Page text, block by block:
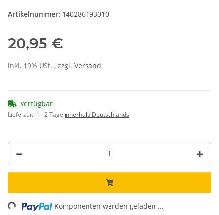
Artikelnummer: 140286193010
20,95 €
inkl. 19% USt. , zzgl. Versand
verfügbar
Lieferzeit: 1 - 2 Tage innerhalb Deutschlands
Komponenten werden geladen ...